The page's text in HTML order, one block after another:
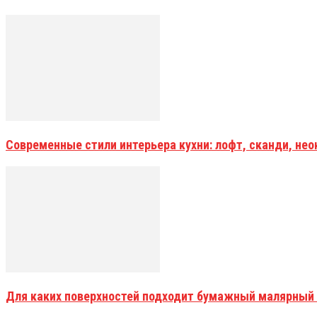
Современные стили интерьера кухни: лофт, сканди,
Для каких поверхностей подходит бумажный малярный